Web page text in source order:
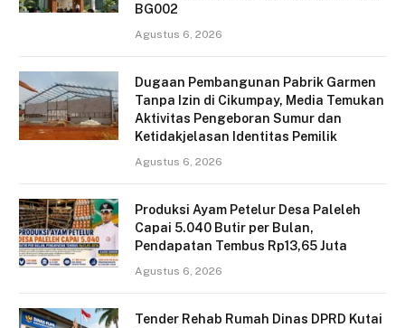
BG002
Agustus 6, 2026
Dugaan Pembangunan Pabrik Garmen
Tanpa Izin di Cikumpay, Media Temukan
Aktivitas Pengeboran Sumur dan
Ketidakjelasan Identitas Pemilik
Agustus 6, 2026
Produksi Ayam Petelur Desa Paleleh
Capai 5.040 Butir per Bulan,
Pendapatan Tembus Rp13,65 Juta
Agustus 6, 2026
Tender Rehab Rumah Dinas DPRD Kutai